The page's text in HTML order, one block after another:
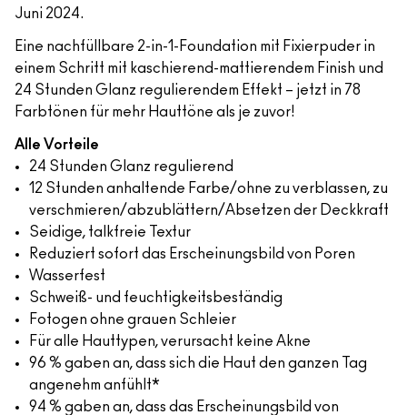
Juni 2024.
Eine nachfüllbare 2-in-1-Foundation mit Fixierpuder in
einem Schritt mit kaschierend-mattierendem Finish und
24 Stunden Glanz regulierendem Effekt – jetzt in 78
Farbtönen für mehr Hauttöne als je zuvor!
Alle Vorteile
24 Stunden Glanz regulierend
12 Stunden anhaltende Farbe/ohne zu verblassen, zu
verschmieren/abzublättern/Absetzen der Deckkraft
Seidige, talkfreie Textur
Reduziert sofort das Erscheinungsbild von Poren
Wasserfest
Schweiß- und feuchtigkeitsbeständig
Fotogen ohne grauen Schleier
Für alle Hauttypen, verursacht keine Akne
96 % gaben an, dass sich die Haut den ganzen Tag
angenehm anfühlt*
94 % gaben an, dass das Erscheinungsbild von